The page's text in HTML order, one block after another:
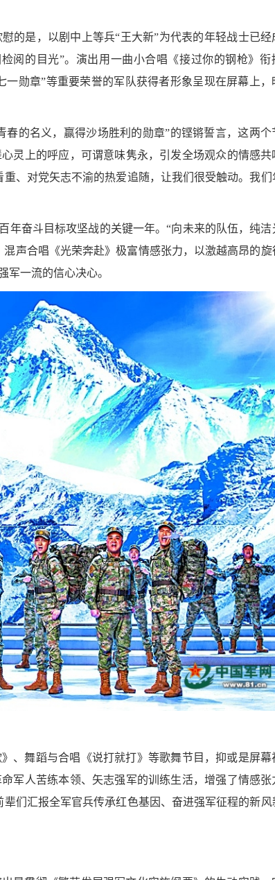
的是，以剧中上等兵“王大新”为代表的年轻战士已经
阅的目光”。演出用一曲小合唱《接过你的钢枪》衔
一勋章”等重要荣誉的军队获得者形象呈现在屏幕上，
的名义，赢得沙场胜利的勋章”的铿锵誓言，这两个
灵上的呼应，可谓意味隽永，引发全场观众的情感共
、对党矢志不渝的热爱追随，让我们很受触动。我们
年奋斗目标攻坚战的关键一年。“向未来的队伍，纯洁
声合唱《光荣奔赴》极富情感张力，以激越高昂的旋
军一流的信心决心。
、舞蹈与合唱《说打就打》等歌舞节目，抑或是屏幕
军人苦练本领、矢志强军的训练生活，增强了情感张
们汇报全军官兵传承红色基因、奋进强军征程的新风